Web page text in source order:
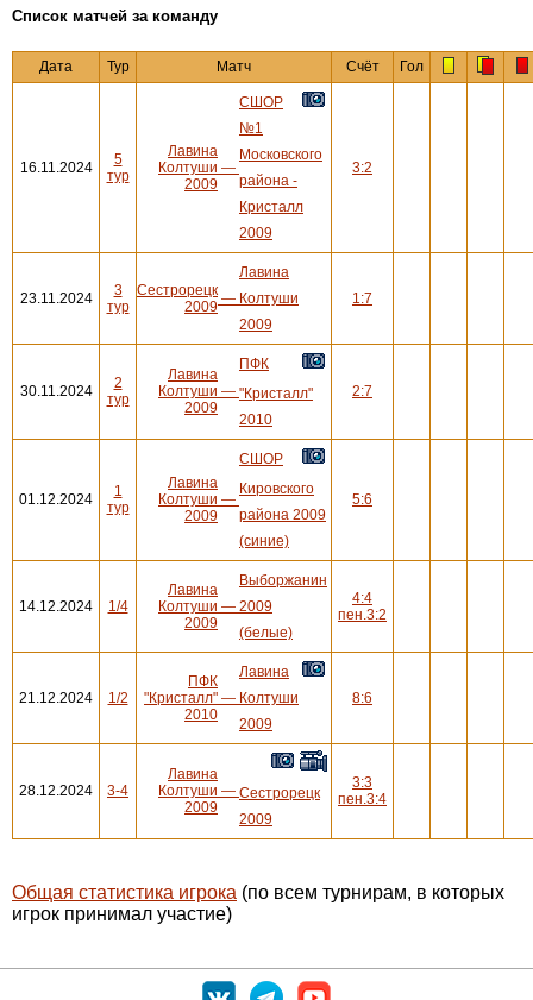
Cписок матчей за команду
Дата Тур Матч Счёт Гол
16.11.2024
5
тур
Лавина
Колтуши
2009
—
СШОР
№1
Московского
района -
Кристалл
2009
3:2
23.11.2024
3
тур
Сестрорецк
2009 —
Лавина
Колтуши
2009
1:7
30.11.2024
2
тур
Лавина
Колтуши
2009
—
ПФК
"Кристалл"
2010
2:7
01.12.2024
1
тур
Лавина
Колтуши
2009
—
СШОР
Кировского
района 2009
(синие)
5:6
14.12.2024 1/4
Лавина
Колтуши
2009
—
Выборжанин
2009
(белые)
4:4
пен.3:2
21.12.2024 1/2
ПФК
"Кристалл"
2010
—
Лавина
Колтуши
2009
8:6
28.12.2024 3-4
Лавина
Колтуши
2009
— Сестрорецк
2009
3:3
пен.3:4
Общая статистика игрока (по всем турнирам, в которых
игрок принимал участие)